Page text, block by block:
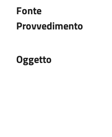
Fonte
Provvedimento
Oggetto